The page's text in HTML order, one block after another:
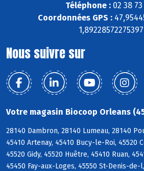
Téléphone :02 38 73
Coordonnées GPS :
Nous suivre sur
Votre magasin Biocoop Orleans
28140 Dambron, 28140 Lumeau, 28140
45410 Artenay, 45410 Bucy-le-Roi, 45520
45520 Gidy, 45520 Huêtre, 45410 Ruan,
45450 Fay-aux-Loges, 45550 St-Denis-de-